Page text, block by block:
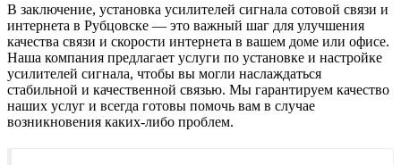
В заключение, установка усилителей сигнала сотовой связи и
интернета в Рубцовске — это важный шаг для улучшения
качества связи и скорости интернета в вашем доме или офисе.
Наша компания предлагает услуги по установке и настройке
усилителей сигнала, чтобы вы могли наслаждаться
стабильной и качественной связью. Мы гарантируем качество
наших услуг и всегда готовы помочь вам в случае
возникновения каких-либо проблем.